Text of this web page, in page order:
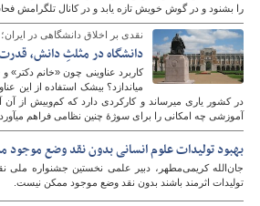
امروز
را بشنود و در گوش خویش تازه یابد و در کانال تلگرامش
نقدی بر اخلاق دانشگاهی در ایران؛
دانشگاه در مثلثِ دانش،
آموزشی چه امکانی را برای سوژ‎ۀ چنین نظامی فراهم می‎آورد و چه امکانی را از او می‎گیرد؟
بهبود تولیدات علوم انسانی بدون نقد وضع
جان‌الله کریمی‌مطهر، دبیر علمی نخستین جشنواره
تولیدات اثرمند باشند بدون نقد وضع موجود ممکن نیست.